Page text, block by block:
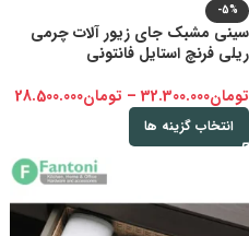
-5%
سینی مشبک جای زیور آلات چرمی
ریلی فرنچ استایل فانتونی
تومان32.300.000
– تومان28.500.000
انتخاب گزینه ها